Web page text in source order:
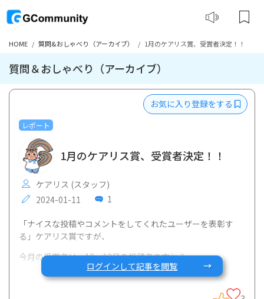
HOME 質問&おしゃべり（アーカイブ） 1月のケアリス賞、受賞者決定！！
質問＆おしゃべり（アーカイブ）
レポート
お気に入り登録をする
1月のケアリス賞、受賞者決定！！
ケアリス (スタッフ)
2024-01-11
1
「ナイスな投稿やコメントをしてくれたユーザーを表彰す
る」ケアリス賞ですが、
今月の受賞者は、10～12月の投稿者の方から
shoさん、ramさん、よっちゃんさん、なみちんさんの4名に
ログインして記事を閲覧